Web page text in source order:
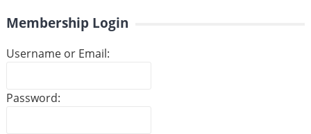
Membership Login
Username or Email:
Password: